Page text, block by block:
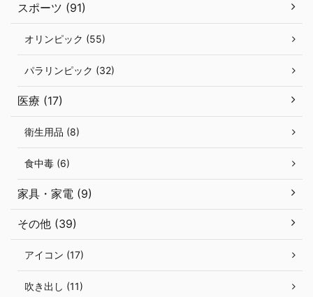
スポーツ (91)
オリンピック (55)
パラリンピック (32)
医療 (17)
衛生用品 (8)
食中毒 (6)
家具・家電 (9)
その他 (39)
アイコン (17)
吹き出し (11)